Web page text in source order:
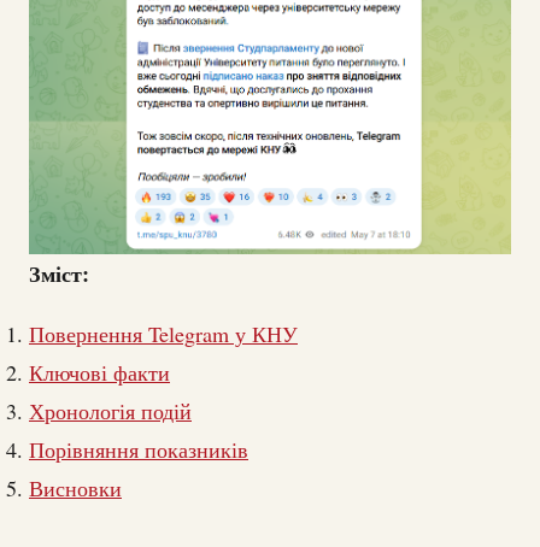
Зміст:
Повернення Telegram у КНУ
Ключові факти
Хронологія подій
Порівняння показників
Висновки